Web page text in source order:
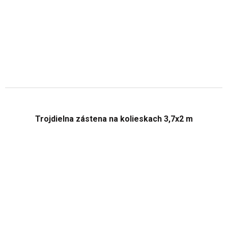
Trojdielna zástena na kolieskach 3,7x2 m